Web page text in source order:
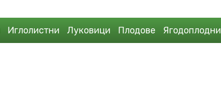
Иглолистни Луковици Плодове Ягодоплодни